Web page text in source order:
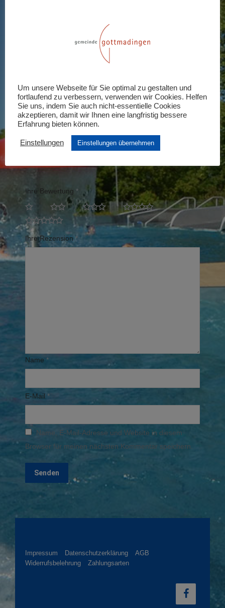
Share
on
LinkedIn
on
on
Schreiben Sie die erste Rezension für
„Familien-Einzeleintritt (1 Elternteil)
incl. Kinder/Jugendliche“
Ihre E-Mail-Adresse wird nicht veröffentlicht.
Ihre Bewertung *
Ihre Rezension *
Name *
E-Mail *
Name, E-Mail-Adresse und Website in diesem
Browser für meinen nächsten Kommentar speichern.
Impressum Datenschutzerklärung
AGB
Widerrufsbelehrung
Zahlungsarten
Um unsere Webseite für Sie optimal zu gestalten und
fortlaufend zu verbessern, verwenden wir Cookies. Helfen
Sie uns, indem Sie auch nicht-essentielle Cookies
akzeptieren, damit wir Ihnen eine langfristig bessere
Erfahrung bieten können.
Einstellungen Einstellungen übernehmen